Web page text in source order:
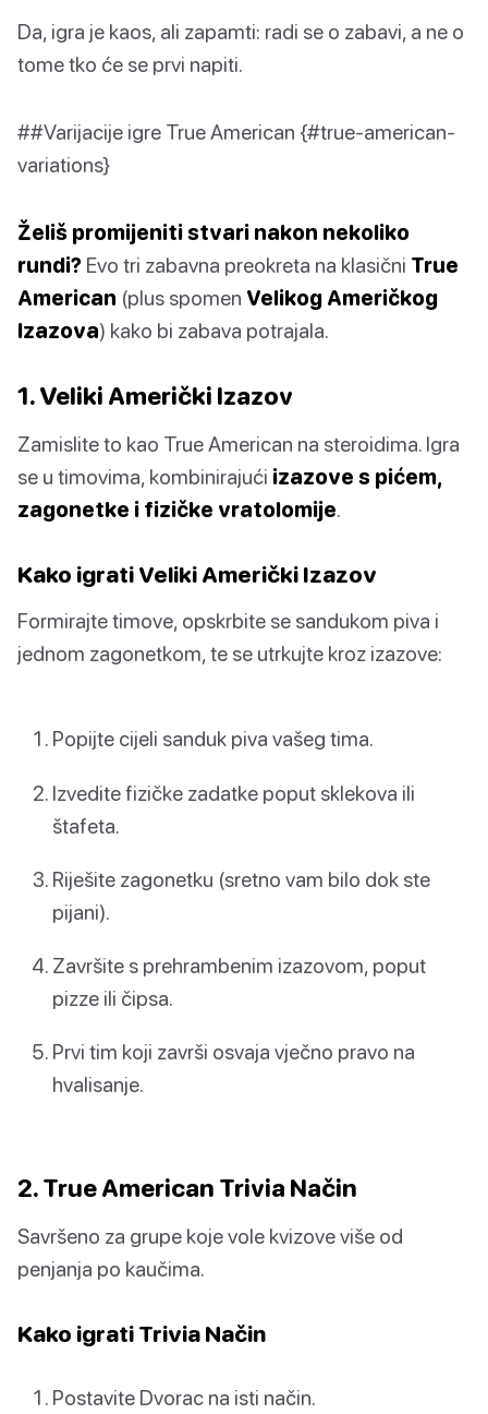
Da, igra je kaos, ali zapamti: radi se o zabavi, a ne o
tome tko će se prvi napiti.
##Varijacije igre True American {#true-american-
variations}
Želiš promijeniti stvari nakon nekoliko
rundi? Evo tri zabavna preokreta na klasični True
American (plus spomen Velikog Američkog
Izazova) kako bi zabava potrajala.
1. Veliki Američki Izazov
Zamislite to kao True American na steroidima. Igra
se u timovima, kombinirajući izazove s pićem,
zagonetke i fizičke vratolomije.
Kako igrati Veliki Američki Izazov
Formirajte timove, opskrbite se sandukom piva i
jednom zagonetkom, te se utrkujte kroz izazove:
Popijte cijeli sanduk piva vašeg tima.
Izvedite fizičke zadatke poput sklekova ili
štafeta.
Riješite zagonetku (sretno vam bilo dok ste
pijani).
Završite s prehrambenim izazovom, poput
pizze ili čipsa.
Prvi tim koji završi osvaja vječno pravo na
hvalisanje.
2. True American Trivia Način
Savršeno za grupe koje vole kvizove više od
penjanja po kaučima.
Kako igrati Trivia Način
Postavite Dvorac na isti način.